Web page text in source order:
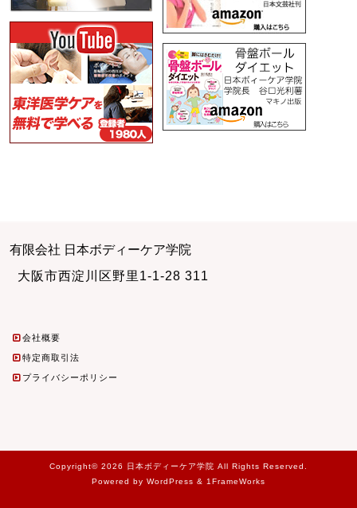
有限会社 日本ボディーケア学院
大阪市西淀川区野里1-1-28 311
会社概要
特定商取引法
プライバシーポリシー
Copyright© 2026 日本ボディーケア学院 All Rights Reserved.
Powered by WordPress & 1FrameWorks